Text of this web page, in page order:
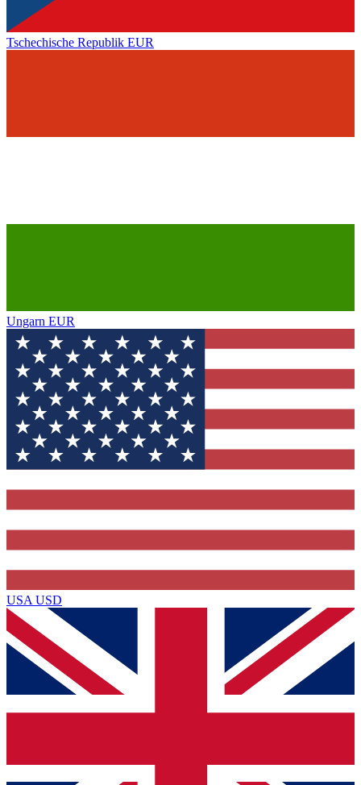
Tschechische Republik EUR
Ungarn EUR
USA USD